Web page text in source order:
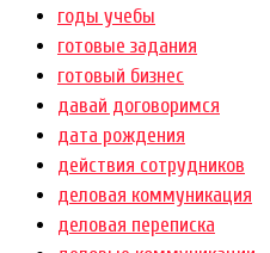
годы учебы
готовые задания
готовый бизнес
давай договоримся
дата рождения
действия сотрудников
деловая коммуникация
деловая переписка